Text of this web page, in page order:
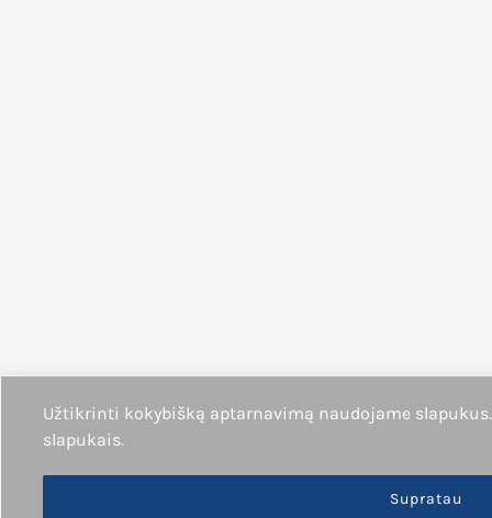
Užtikrinti kokybišką aptarnavimą naudojame
slapukais.
Supratau